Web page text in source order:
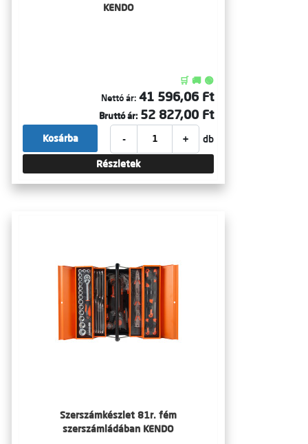
KENDO
🛒 🚚 🟢
Nettó ár: 41 596,06 Ft
Bruttó ár: 52 827,00 Ft
- + db
Kosárba
Részletek
Szerszámkészlet 81r. fém
szerszámládában KENDO